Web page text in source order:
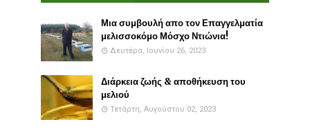
Μια συμβουλή απο τον Επαγγελματία
μελισσοκόμο Μόσχο Ντιώνια!
Δευτέρα, Ιουνίου 26, 2023
Διάρκεια ζωής & αποθήκευση του
μελιού
Τετάρτη, Αυγούστου 02, 2023